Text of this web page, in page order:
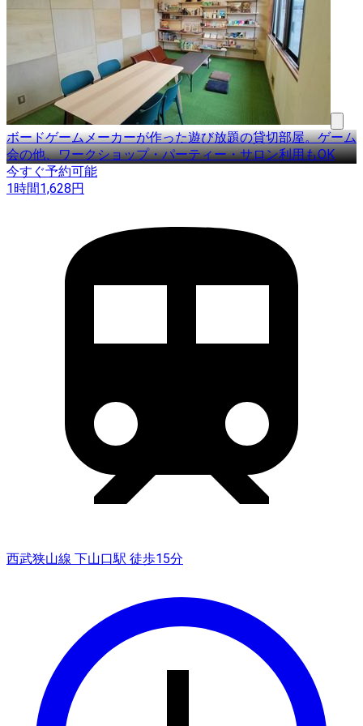
ボードゲームメーカーが作った遊び放題の貸切部屋。ゲーム
会の他、ワークショップ・パーティー・サロン利用もOK
今すぐ予約可能
1時間1,628円
西武狭山線 下山口駅 徒歩15分